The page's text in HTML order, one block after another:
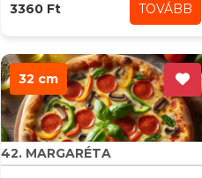
3360 Ft TOVÁBB
32 cm
42. MARGARÉTA